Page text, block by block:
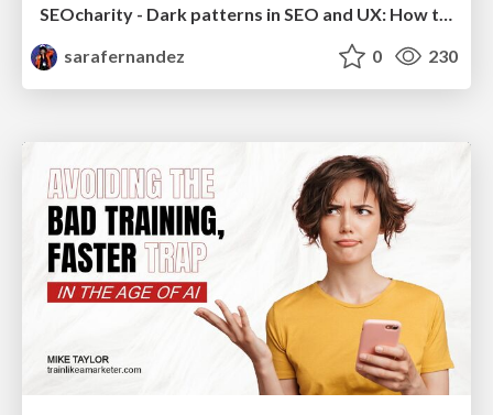
SEOcharity - Dark patterns in SEO and UX: How to avoid them and build a more ethical web
sarafernandez
0 230